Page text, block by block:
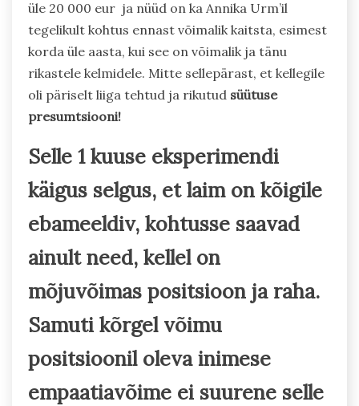
üle 20 000 eur ja nüüd on ka Annika Urm’il
tegelikult kohtus ennast võimalik kaitsta, esimest
korda üle aasta, kui see on võimalik ja tänu
rikastele kelmidele. Mitte sellepärast, et kellegile
oli päriselt liiga tehtud ja rikutud süütuse
presumtsiooni!
Selle 1 kuuse eksperimendi
käigus selgus, et laim on kõigile
ebameeldiv, kohtusse saavad
ainult need, kellel on
mõjuvõimas positsioon ja raha.
Samuti kõrgel võimu
positsioonil oleva inimese
empaatiavõime ei suurene selle